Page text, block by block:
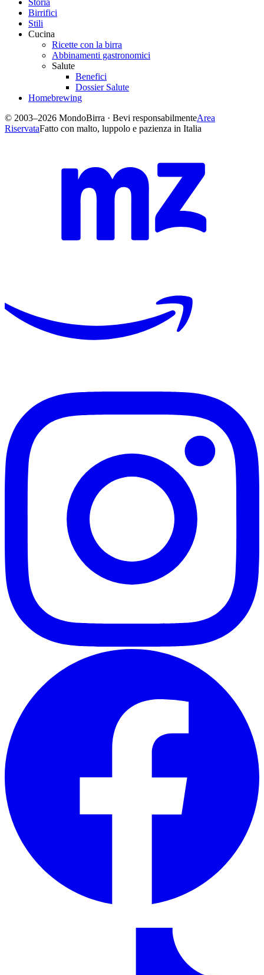
Storia
Birrifici
Stili
Cucina
Ricette con la birra
Abbinamenti gastronomici
Salute
Benefici
Dossier Salute
Homebrewing
© 2003–2026 MondoBirra · Bevi responsabilmenteArea
RiservataFatto con malto, luppolo e pazienza in Italia